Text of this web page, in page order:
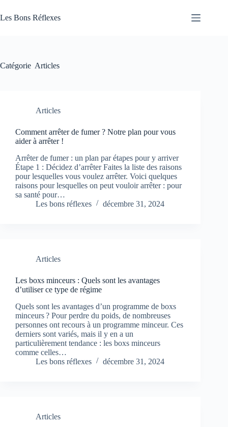
au
contenu
Les Bons Réflexes
Catégorie Articles
Articles
Comment arrêter de fumer ? Notre plan pour vous
aider à arrêter !
Arrêter de fumer : un plan par étapes pour y arriver
Étape 1 : Décidez d’arrêter Faites la liste des raisons
pour lesquelles vous voulez arrêter. Voici quelques
raisons pour lesquelles on peut vouloir arrêter : pour
sa santé pour…
Les bons réflexes
décembre 31, 2024
Articles
Les boxs minceurs : Quels sont les avantages
d’utiliser ce type de régime
Quels sont les avantages d’un programme de boxs
minceurs ? Pour perdre du poids, de nombreuses
personnes ont recours à un programme minceur. Ces
derniers sont variés, mais il y en a un
particulièrement tendance : les boxs minceurs
comme celles…
Les bons réflexes
décembre 31, 2024
Articles